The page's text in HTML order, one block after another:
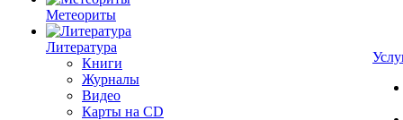
Метеориты
Литература
Книги
Журналы
Видео
Карты на CD